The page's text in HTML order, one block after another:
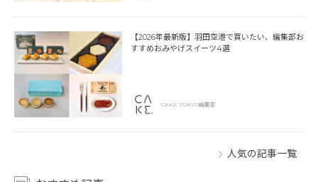
【2026年最新版】羽田空港で買いたい、編集部お
すすめおみやげスイーツ4選
CAKE.TOKYO編集部
人気の記事一覧